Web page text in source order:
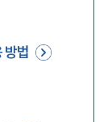
방법